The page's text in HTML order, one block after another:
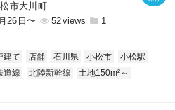
市大川町
26日〜
52 1
建て 店舗 石川県 小松市
小松駅
道線 北陸新幹線
土地150m²～